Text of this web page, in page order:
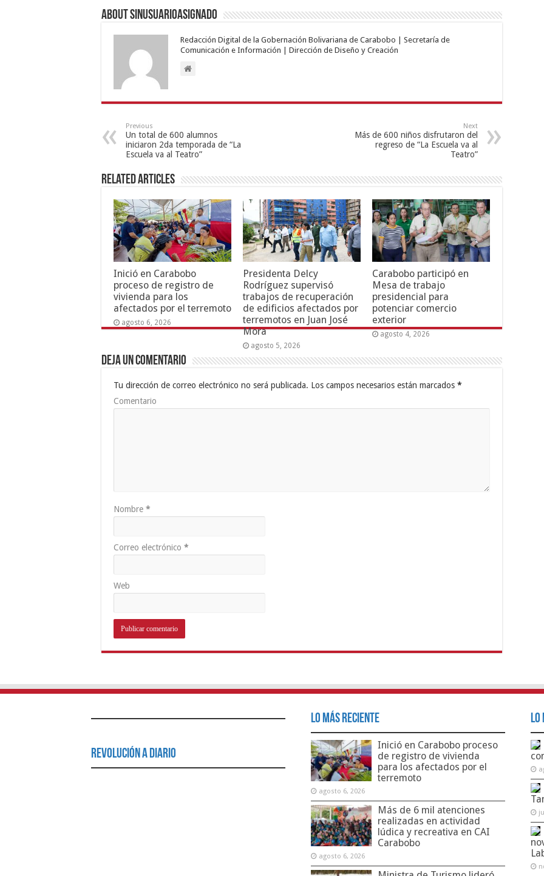
About sinusuarioasignado
Redacción Digital de la Gobernación Bolivariana de Carabobo | Secretaría de
Comunicación e Información | Dirección de Diseño y Creación
Previous
Un total de 600 alumnos
iniciaron 2da temporada de “La
Escuela va al Teatro”
Next
Más de 600 niños disfrutaron del
regreso de “La Escuela va al
Teatro”
Related Articles
Inició en Carabobo
proceso de registro de
vivienda para los
afectados por el terremoto
agosto 6, 2026
Presidenta Delcy
Rodríguez supervisó
trabajos de recuperación
de edificios afectados por
terremotos en Juan José
Mora
agosto 5, 2026
Carabobo participó en
Mesa de trabajo
presidencial para
potenciar comercio
exterior
agosto 4, 2026
Deja un comentario
Tu dirección de correo electrónico no será publicada. Los campos necesarios están marcados *
Comentario
Nombre *
Correo electrónico *
Web
Revolución a Diario
Lo Más Reciente
Inició en Carabobo proceso
de registro de vivienda
para los afectados por el
terremoto
agosto 6, 2026
Más de 6 mil atenciones
realizadas en actividad
lúdica y recreativa en CAI
Carabobo
agosto 6, 2026
Lo